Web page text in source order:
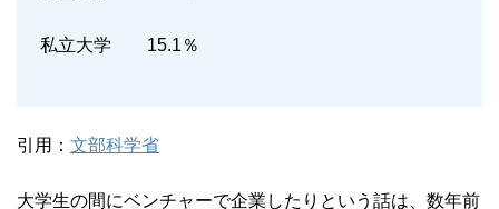
私立大学 15.1％
引用： 文部科学省
大学生の間にベンチャーで企業 したりという話は、数年前